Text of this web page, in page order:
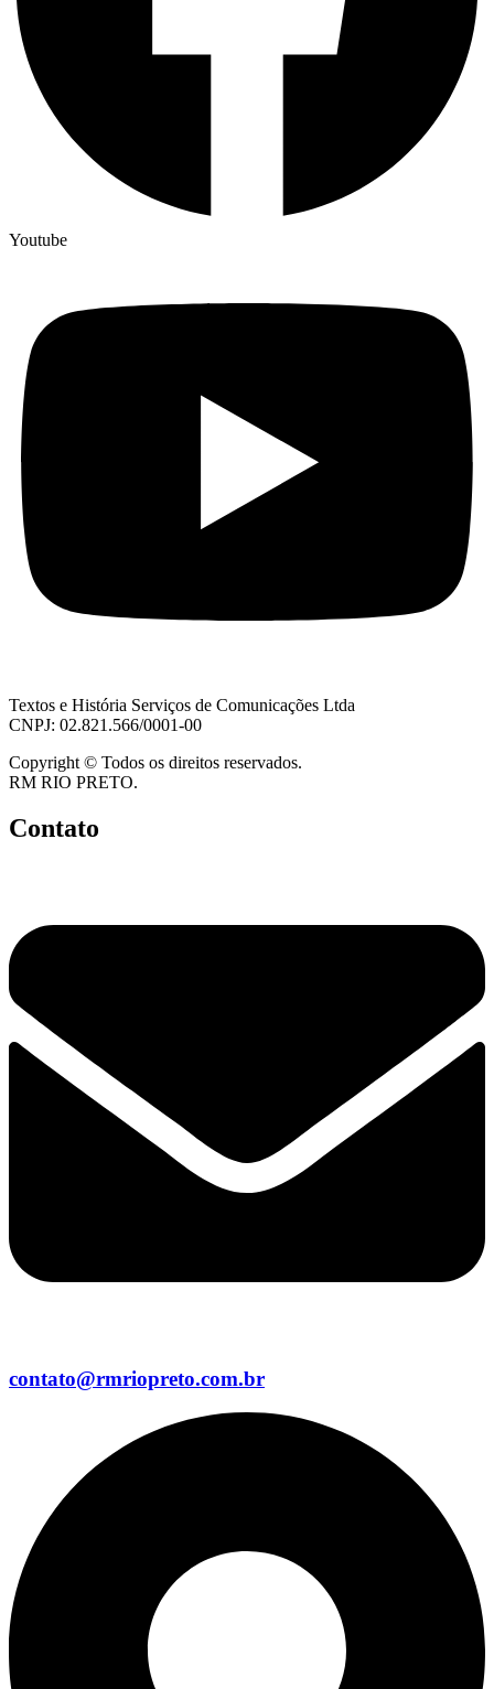
Youtube
Textos e História Serviços de Comunicações Ltda
CNPJ: 02.821.566/0001-00
Copyright © Todos os direitos reservados.
RM RIO PRETO.
Contato
contato@rmriopreto.com.br